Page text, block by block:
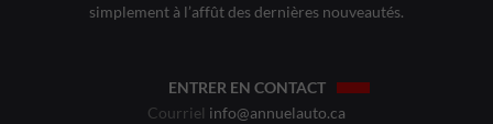
simplement à l’affût des dernières nouveautés.
ENTRER EN CONTACT
Courriel info@annuelauto.ca